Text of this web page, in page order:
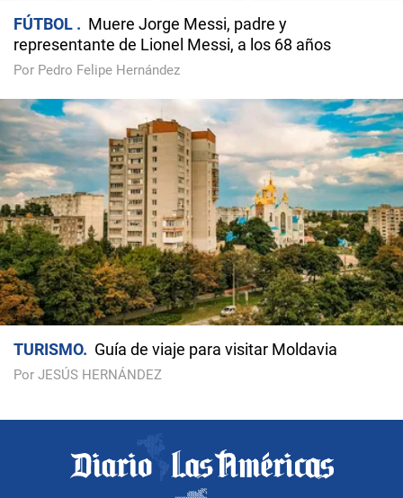
FÚTBOL
Muere Jorge Messi, padre y
representante de Lionel Messi, a los 68 años
Por Pedro Felipe Hernández
TURISMO Guía de viaje para visitar Moldavia
Por JESÚS HERNÁNDEZ